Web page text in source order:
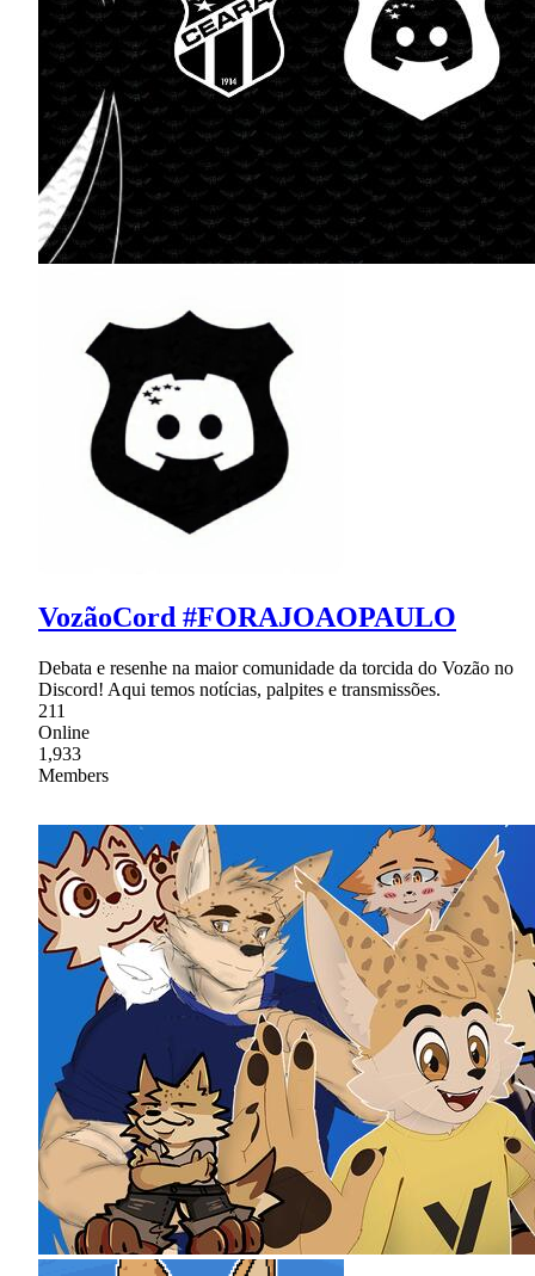
VozãoCord #FORAJOAOPAULO
Debata e resenhe na maior comunidade da torcida do Vozão no
Discord! Aqui temos notícias, palpites e transmissões.
211
Online
1,933
Members